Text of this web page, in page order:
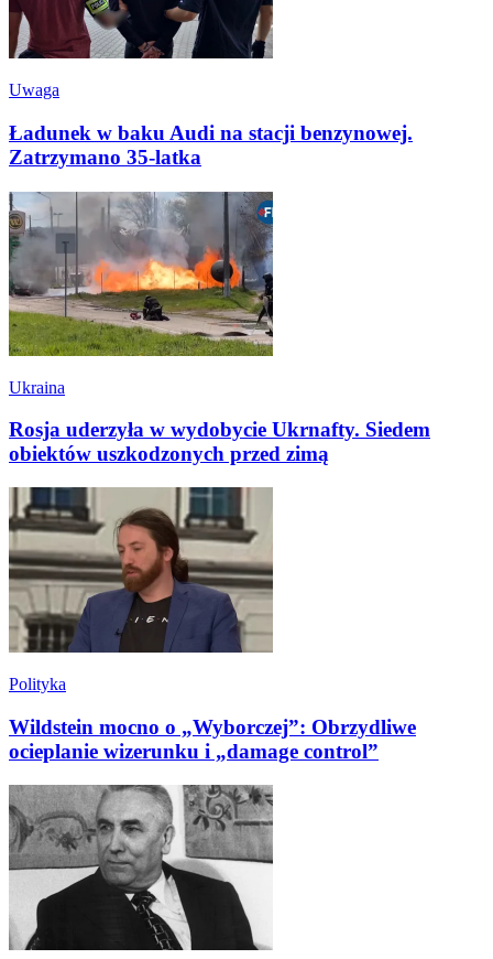
Uwaga
Ładunek w baku Audi na stacji benzynowej.
Zatrzymano 35-latka
Ukraina
Rosja uderzyła w wydobycie Ukrnafty. Siedem
obiektów uszkodzonych przed zimą
Polityka
Wildstein mocno o „Wyborczej”: Obrzydliwe
ocieplanie wizerunku i „damage control”